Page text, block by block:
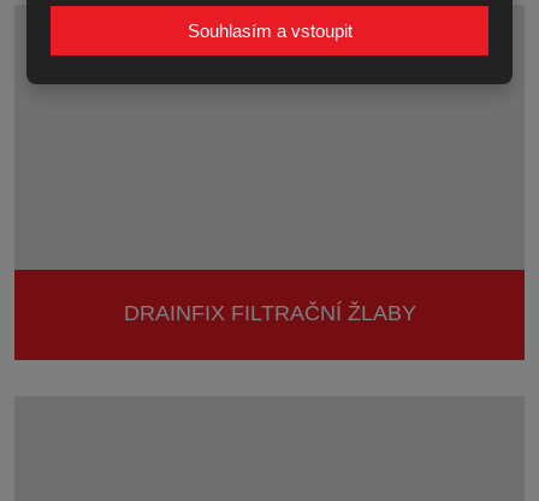
DRAINFIX FILTRAČNÍ ŽLABY
Souhlasím a vstoupit